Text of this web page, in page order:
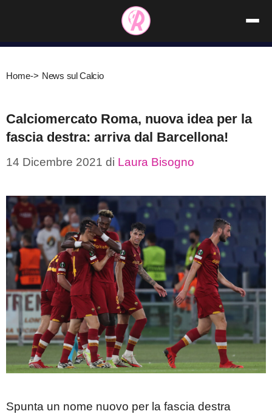
contenuto
Home-> News sul Calcio
Calciomercato Roma, nuova idea per la
fascia destra: arriva dal Barcellona!
14 Dicembre 2021 di Laura Bisogno
Spunta un nome nuovo per la fascia destra